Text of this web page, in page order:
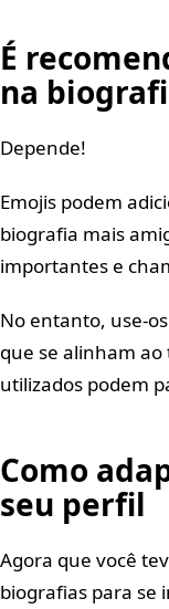
É
na
Depende!
Emojis podem
biografia mais
importantes e
No entanto, use-
que se alinham
utilizados podem
Como
seu perfil
Agora que você
biografias para se